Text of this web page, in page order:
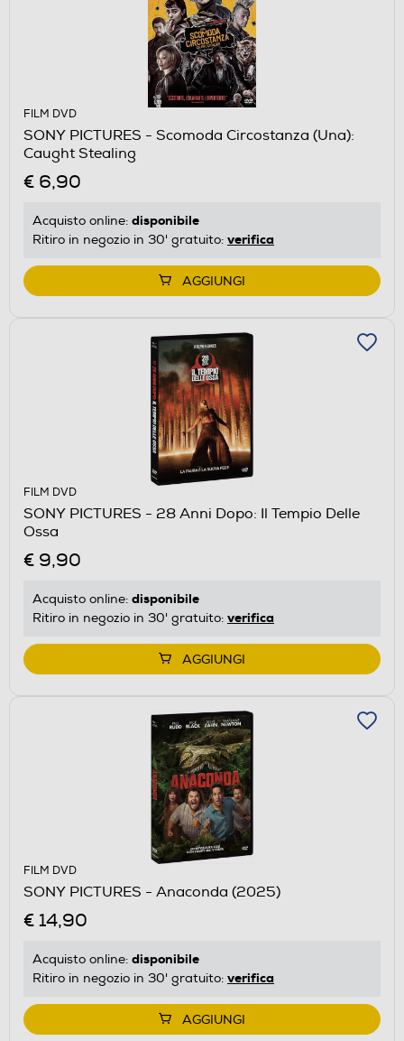
FILM DVD
SONY PICTURES - Scomoda Circostanza (Una):
Caught Stealing
€ 6,90
Acquisto online: disponibile
Ritiro in negozio in 30' gratuito: verifica
AGGIUNGI
FILM DVD
SONY PICTURES - 28 Anni Dopo: Il Tempio Delle
Ossa
€ 9,90
Acquisto online: disponibile
Ritiro in negozio in 30' gratuito: verifica
AGGIUNGI
FILM DVD
SONY PICTURES - Anaconda (2025)
€ 14,90
Acquisto online: disponibile
Ritiro in negozio in 30' gratuito: verifica
AGGIUNGI